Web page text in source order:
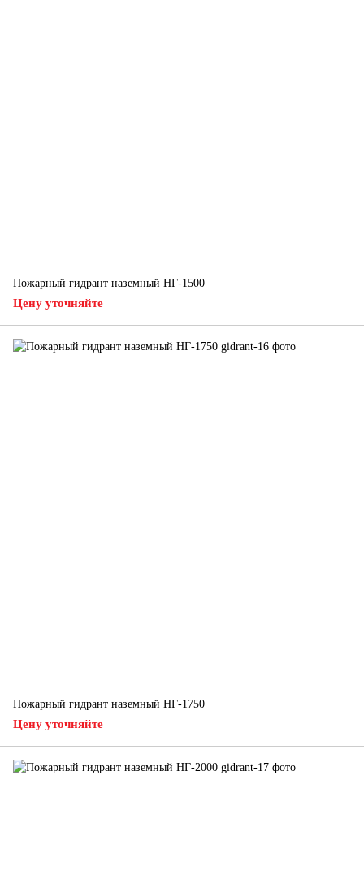
Пожарный гидрант наземный НГ-1500
Цену уточняйте
Пожарный гидрант наземный НГ-1750
Цену уточняйте